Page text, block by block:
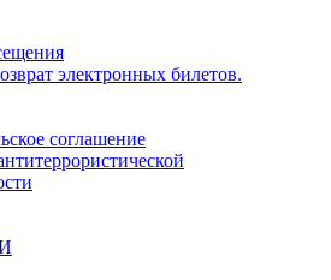
электронных билетов.
соглашение